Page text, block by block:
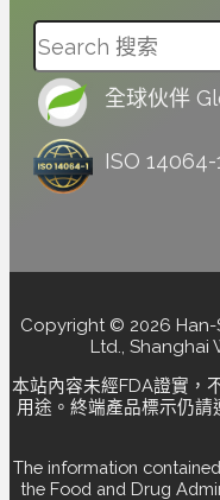
全球伙伴
ISO 14064-
Copyright © 2026 Han-
Ltd., Shanghai
本站內容未經FDA證實，
用途。終端產品標示仍
The information
the Food and Drug